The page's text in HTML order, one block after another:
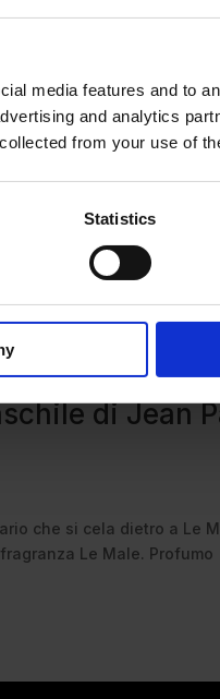
media features and to
and analytics
from your use of
Statistics
di Jean
che si cela dietro a Le
Le Male. Profumo